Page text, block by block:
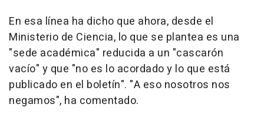
En esa línea ha dicho que ahora, desde el
Ministerio de Ciencia, lo que se plantea es una
"sede académica" reducida a un "cascarón
vacío" y que "no es lo acordado y lo que está
publicado en el boletín". "A eso nosotros nos
negamos", ha comentado.